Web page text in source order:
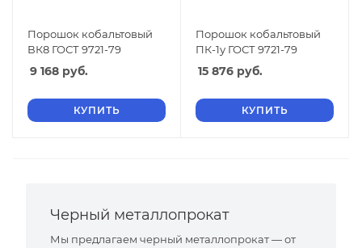
Порошок кобальтовый
ВК8 ГОСТ 9721-79
9 168 руб.
КУПИТЬ
Порошок кобальтовый
ПК-1у ГОСТ 9721-79
15 876 руб.
КУПИТЬ
Черный металлопрокат
Мы предлагаем черный металлопрокат — от